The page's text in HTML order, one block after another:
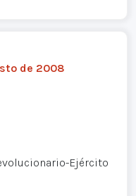
de 2008
Ejército